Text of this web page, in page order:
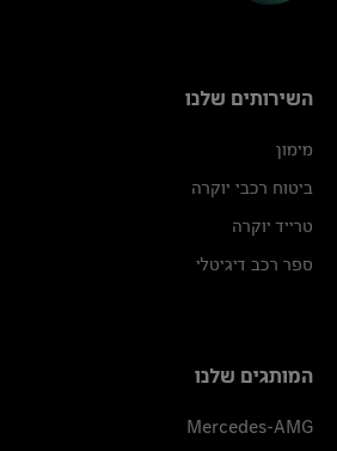
השירותים שלנו
מימון
ביטוח רכבי יוקרה
טרייד יוקרה
ספר רכב דיגיטלי
המותגים שלנו
Mercedes-AMG